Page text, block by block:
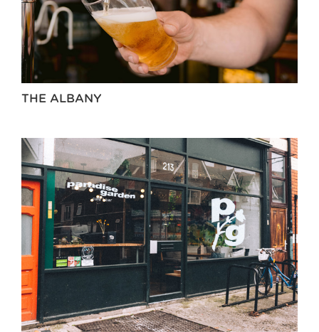
THE ALBANY